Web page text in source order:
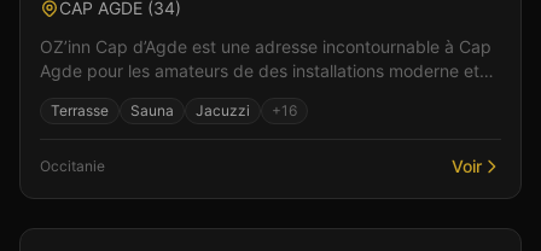
CAP AGDE (34)
OZ’inn Cap d’Agde est une adresse incontournable à Cap
Agde pour les amateurs de des installations moderne et
Terrasse Sauna Jacuzzi +16
Occitanie Voir
Bar Hébergement +3